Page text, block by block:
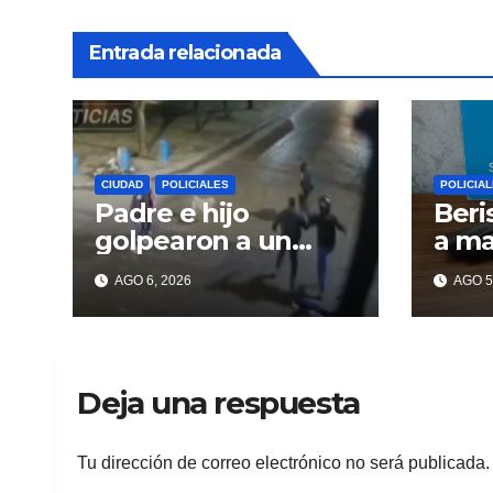
Entrada relacionada
CIUDAD POLICIALES
Padre e hijo
golpearon a un
delincuente para
recuperar un
celular robado en
AGO 6, 2026
a
AGO
Deja una respuesta
Tu dirección de correo electrónico no será publicada.